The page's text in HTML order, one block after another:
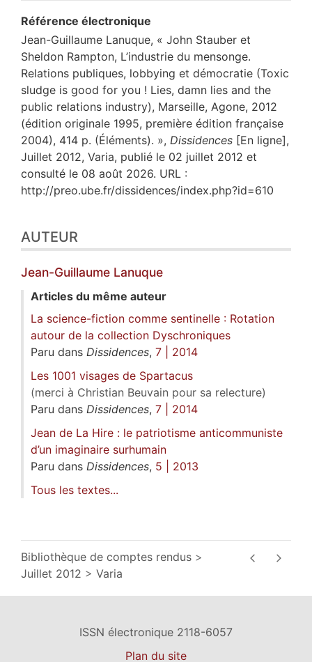
Référence électronique
Jean-Guillaume Lanuque, « John Stauber et
Sheldon Rampton, L’industrie du mensonge.
Relations publiques, lobbying et démocratie (Toxic
sludge is good for you ! Lies, damn lies and the
public relations industry), Marseille, Agone, 2012
(édition originale 1995, première édition française
2004), 414 p. (Éléments). », Dissidences [En ligne],
Juillet 2012, Varia, publié le 02 juillet 2012 et
consulté le 08 août 2026. URL :
http://preo.ube.fr/dissidences/index.php?id=610
AUTEUR
Jean-Guillaume Lanuque
Articles du même auteur
La science-fiction comme sentinelle : Rotation
autour de la collection Dyschroniques
Paru dans Dissidences, 7 | 2014
Les 1001 visages de Spartacus
(merci à Christian Beuvain pour sa relecture)
Paru dans Dissidences, 7 | 2014
Jean de La Hire : le patriotisme anticommuniste
d’un imaginaire surhumain
Paru dans Dissidences, 5 | 2013
Tous les textes...
Bibliothèque de comptes rendus
Juillet 2012
Varia
ISSN électronique 2118-6057
Plan du site